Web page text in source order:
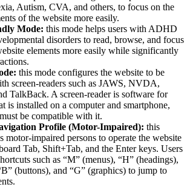
Autism, CVA, and others, to focus on the
of the website more easily.
Mode: this mode helps users with ADHD
disorders to read, browse, and focus
elements more easily while significantly
this mode configures the website to be
screen-readers such as JAWS, NVDA,
TalkBack. A screen-reader is software for
is installed on a computer and smartphone,
be compatible with it.
Profile (Motor-Impaired): this
motor-impaired persons to operate the website
Tab, Shift+Tab, and the Enter keys. Users
such as “M” (menus), “H” (headings),
(buttons), and “G” (graphics) to jump to